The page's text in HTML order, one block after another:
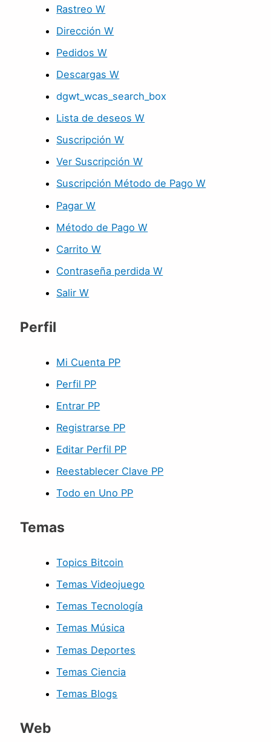
Rastreo W
Dirección W
Pedidos W
Descargas W
dgwt_wcas_search_box
Lista de deseos W
Suscripción W
Ver Suscripción W
Suscripción Método de Pago W
Pagar W
Método de Pago W
Carrito W
Contraseña perdida W
Salir W
Perfil
Mi Cuenta PP
Perfil PP
Entrar PP
Registrarse PP
Editar Perfil PP
Reestablecer Clave PP
Todo en Uno PP
Temas
Topics Bitcoin
Temas Videojuego
Temas Tecnología
Temas Música
Temas Deportes
Temas Ciencia
Temas Blogs
Web